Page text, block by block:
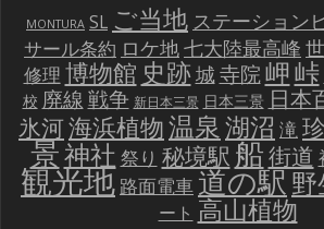
MONTURA SL ご当地 ステーション
サール条約 ロケ地七大陸最高峰
修理 博物館 史跡城寺院岬峠
校 廃線戦争 新日本三景 日本三景 日本
氷河海浜植物温泉湖沼 滝
景神社 祭り 秘境駅船街道
観光地 路面電車道の駅
ート 高山植物